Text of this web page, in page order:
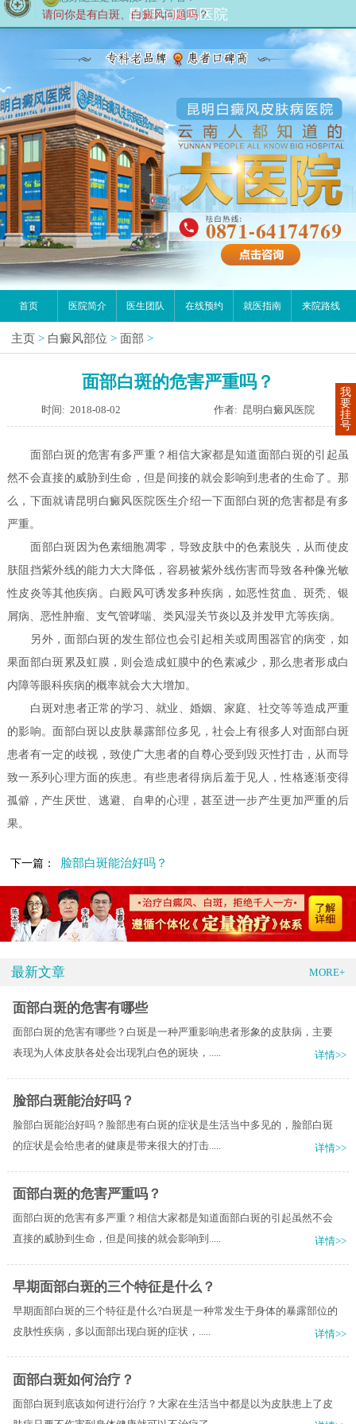
昆明白癜风医院
首页 医院简介 医生团队 在线预约 就医指南 来院路线
主页 > 白癜风部位 > 面部 >
面部白斑的危害严重吗？
时间: 2018-08-02 作者: 昆明白癜风医院
面部白斑的危害有多严重？相信大家都是知道面部白斑的引起虽
然不会直接的威胁到生命，但是间接的就会影响到患者的生命了。那
么，下面就请昆明白癜风医院 医生介绍一下面部白斑的危害都是有多
严重。
面部白斑因为色素细胞凋零，导致皮肤中的色素脱失，从而使皮
肤阻挡紫外线的能力大大降低，容易被紫外线伤害而导致各种像光敏
性皮炎等其他疾病。白殿风可诱发多种疾病，如恶性贫血、斑秃、银
屑病、恶性肿瘤、支气管哮喘、类风湿关节炎以及并发甲亢等疾病。
另外，面部白斑的发生部位也会引起相关或周围器官的病变，如
果面部白斑累及虹膜，则会造成虹膜中的色素减少，那么患者形成白
内障等眼科疾病的概率就会大大增加。
白斑对患者正常的学习、就业、婚姻、家庭、社交等等造成严重
的影响。面部白斑以皮肤暴露部位多见，社会上有很多人对面部白斑
患者有一定的歧视，致使广大患者的自尊心受到毁灭性打击，从而导
致一系列心理方面的疾患。有些患者得病后羞于见人，性格逐渐变得
孤僻，产生厌世、逃避、自卑的心理，甚至进一步产生更加严重的后
果。
下一篇： 脸部白斑能治好吗？
最新文章 MORE+
面部白斑的危害有哪些
面部白斑的危害有哪些？白斑是一种严重影响患者形象的皮肤病，主要
表现为人体皮肤各处会出现乳白色的斑块，.....
详情>>
脸部白斑能治好吗？
脸部白斑能治好吗？脸部患有白斑的症状是生活当中多见的，脸部白斑
的症状是会给患者的健康是带来很大的打击.....
详情>>
面部白斑的危害严重吗？
面部白斑的危害有多严重？相信大家都是知道面部白斑的引起虽然不会
直接的威胁到生命，但是间接的就会影响到.....
详情>>
早期面部白斑的三个特征是什么？
早期面部白斑的三个特征是什么?白斑是一种常发生于身体的暴露部位的
皮肤性疾病，多以面部出现白斑的症状，.....
详情>>
面部白斑如何治疗？
面部白斑到底该如何进行治疗？大家在生活当中都是以为皮肤患上了皮
我
要
挂
号
您好,这里是在线预约挂号平台！
请问你是有白斑、白癜风问题吗？